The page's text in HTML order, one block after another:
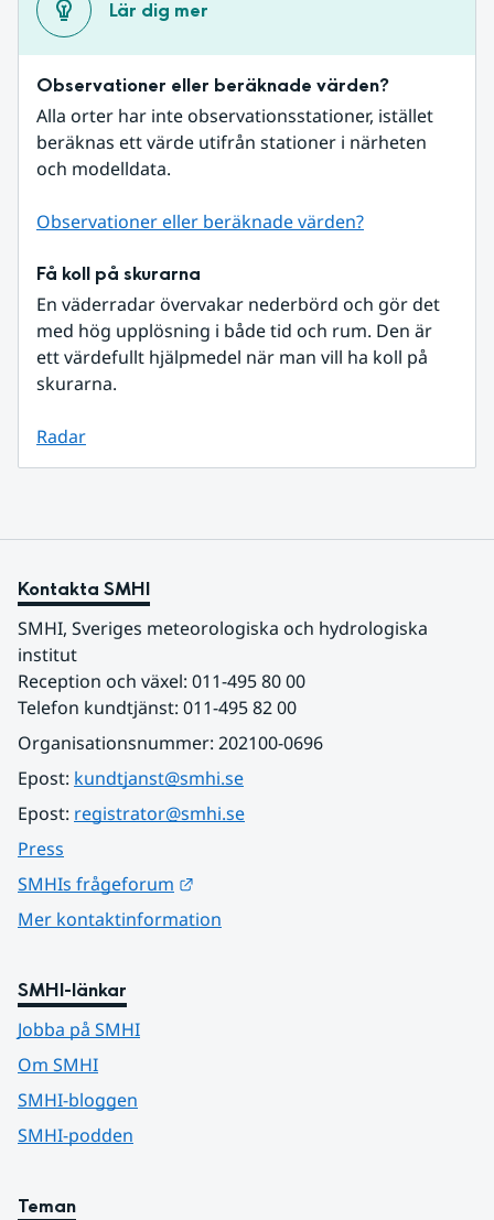
Lär dig mer
Observationer eller beräknade värden?
Alla orter har inte observationsstationer, istället
beräknas ett värde utifrån stationer i närheten
och modelldata.
Observationer eller beräknade värden?
Få koll på skurarna
En väderradar övervakar nederbörd och gör det
med hög upplösning i både tid och rum. Den är
ett värdefullt hjälpmedel när man vill ha koll på
skurarna.
Radar
Kontakta SMHI
SMHI, Sveriges meteorologiska och hydrologiska
institut
Reception och växel: 011-495 80 00
Telefon kundtjänst: 011-495 82 00
Organisationsnummer: 202100-0696
Epost: kundtjanst@smhi.se
Epost: registrator@smhi.se
Press
SMHIs frågeforum
Mer kontaktinformation
SMHI-länkar
Jobba på SMHI
Om SMHI
SMHI-bloggen
SMHI-podden
Teman